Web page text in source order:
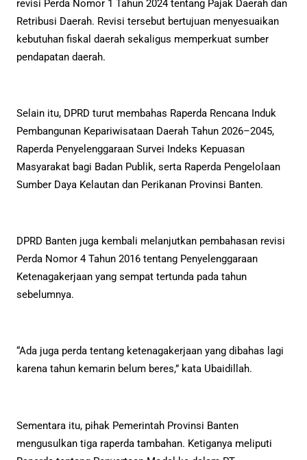
revisi Perda Nomor 1 Tahun 2024 tentang Pajak Daerah dan
Retribusi Daerah. Revisi tersebut bertujuan menyesuaikan
kebutuhan fiskal daerah sekaligus memperkuat sumber
pendapatan daerah.
Selain itu, DPRD turut membahas Raperda Rencana Induk
Pembangunan Kepariwisataan Daerah Tahun 2026–2045,
Raperda Penyelenggaraan Survei Indeks Kepuasan
Masyarakat bagi Badan Publik, serta Raperda Pengelolaan
Sumber Daya Kelautan dan Perikanan Provinsi Banten.
DPRD Banten juga kembali melanjutkan pembahasan revisi
Perda Nomor 4 Tahun 2016 tentang Penyelenggaraan
Ketenagakerjaan yang sempat tertunda pada tahun
sebelumnya.
“Ada juga perda tentang ketenagakerjaan yang dibahas lagi
karena tahun kemarin belum beres,” kata Ubaidillah.
Sementara itu, pihak Pemerintah Provinsi Banten
mengusulkan tiga raperda tambahan. Ketiganya meliputi